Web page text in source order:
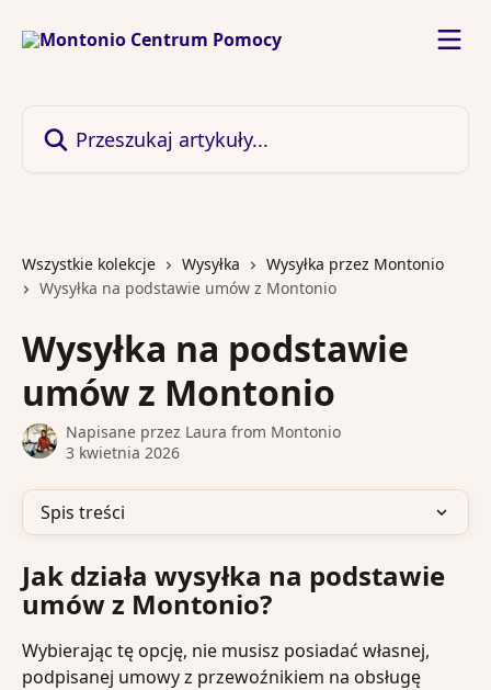
Wszystkie kolekcje Wysyłka
Wysyłka przez Montonio
Wysyłka na podstawie umów z Montonio
Wysyłka na podstawie
umów z Montonio
Napisane przez Laura from Montonio
3 kwietnia 2026
Spis treści
Jak działa wysyłka na podstawie
umów z Montonio?
Wybierając tę opcję, nie musisz posiadać własnej,
podpisanej umowy z przewoźnikiem na obsługę